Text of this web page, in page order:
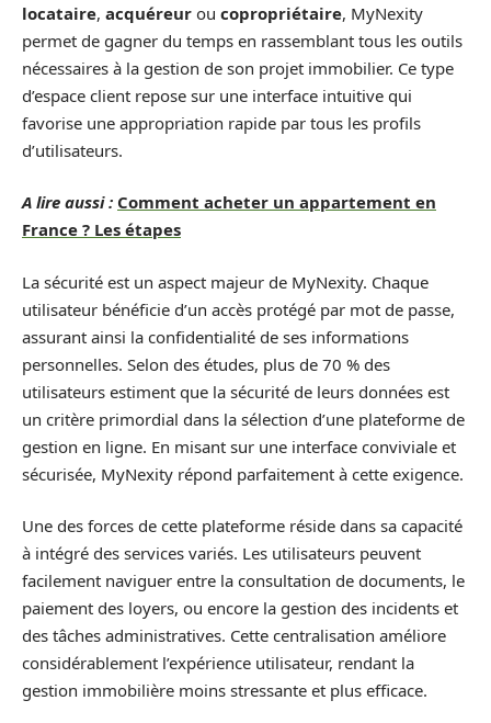
locataire, acquéreur ou copropriétaire, MyNexity
permet de gagner du temps en rassemblant tous les outils
nécessaires à la gestion de son projet immobilier. Ce type
d’espace client repose sur une interface intuitive qui
favorise une appropriation rapide par tous les profils
d’utilisateurs.
A lire aussi : Comment acheter un appartement en
France ? Les étapes
La sécurité est un aspect majeur de MyNexity. Chaque
utilisateur bénéficie d’un accès protégé par mot de passe,
assurant ainsi la confidentialité de ses informations
personnelles. Selon des études, plus de 70 % des
utilisateurs estiment que la sécurité de leurs données est
un critère primordial dans la sélection d’une plateforme de
gestion en ligne. En misant sur une interface conviviale et
sécurisée, MyNexity répond parfaitement à cette exigence.
Une des forces de cette plateforme réside dans sa capacité
à intégré des services variés. Les utilisateurs peuvent
facilement naviguer entre la consultation de documents, le
paiement des loyers, ou encore la gestion des incidents et
des tâches administratives. Cette centralisation améliore
considérablement l’expérience utilisateur, rendant la
gestion immobilière moins stressante et plus efficace.